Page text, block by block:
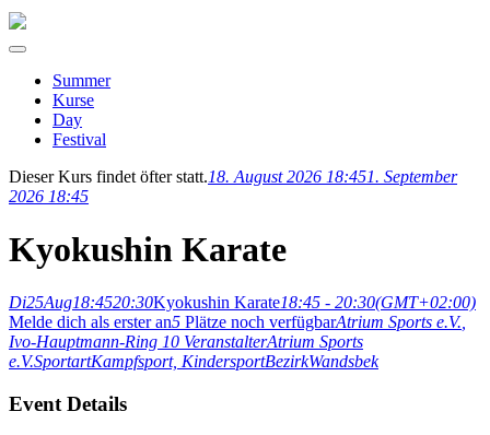
Summer
Kurse
Day
Festival
Dieser Kurs findet öfter statt.18. August 2026 18:451. September
2026 18:45
Kyokushin Karate
Di25Aug18:4520:30Kyokushin Karate18:45 - 20:30(GMT+02:00)
Melde dich als erster an5 Plätze noch verfügbarAtrium Sports e.V.,
Ivo-Hauptmann-Ring 10 VeranstalterAtrium Sports
e.V.SportartKampfsport, KindersportBezirkWandsbek
Event Details